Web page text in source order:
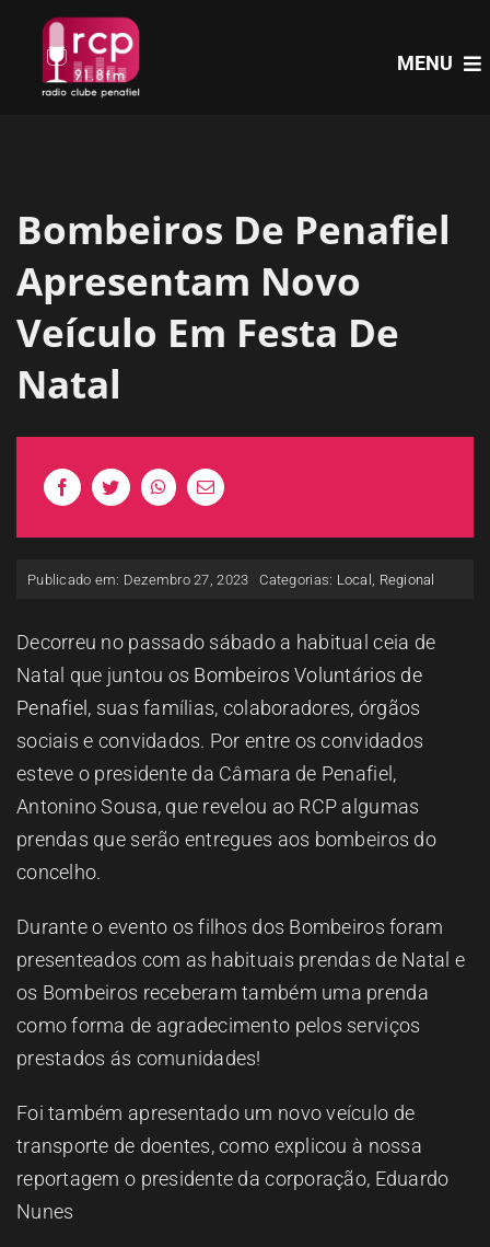
content
MENU
PROGRAMAS
A RCP
Bombeiros De Penafiel
Apresentam Novo
Veículo Em Festa De
Natal
Publicado em: Dezembro 27, 2023 Categorias: Local Regional
Decorreu no passado sábado a habitual ceia de
Natal que juntou os Bombeiros Voluntários de
Penafiel , suas famílias, colaboradores, órgãos
sociais e convidados. Por entre os convidados
esteve o presidente da Câmara de Penafiel,
Antonino Sousa, que revelou ao RCP algumas
prendas que serão entregues aos bombeiros do
concelho.
Durante o evento os filhos dos Bombeiros foram
presenteados com as habituais prendas de Natal e
os Bombeiros receberam também uma prenda
como forma de agradecimento pelos serviços
prestados ás comunidades!
Foi também apresentado um novo veículo de
transporte de doentes, como explicou à nossa
reportagem o presidente da corporação, Eduardo
Nunes